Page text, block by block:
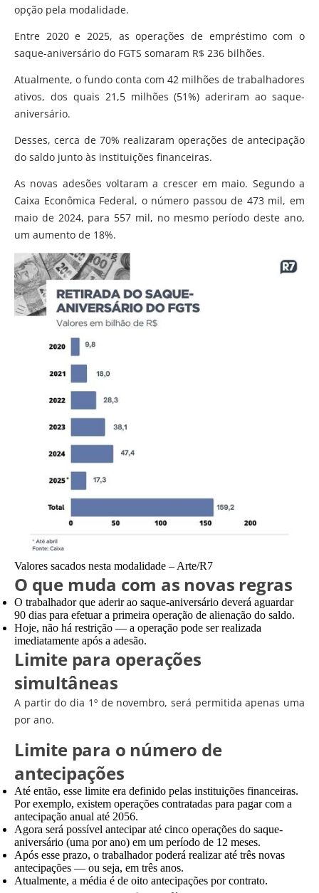
opção pela modalidade.
Entre 2020 e 2025, as operações de empréstimo com o
saque-aniversário do FGTS somaram R$ 236 bilhões.
Atualmente, o fundo conta com 42 milhões de trabalhadores
ativos, dos quais 21,5 milhões (51%) aderiram ao saque-
aniversário.
Desses, cerca de 70% realizaram operações de antecipação
do saldo junto às instituições financeiras.
As novas adesões voltaram a crescer em maio. Segundo a
Caixa Econômica Federal, o número passou de 473 mil, em
maio de 2024, para 557 mil, no mesmo período deste ano,
um aumento de 18%.
Valores sacados nesta modalidade – Arte/R7
O que muda com as novas regras
O trabalhador que aderir ao saque-aniversário deverá aguardar
90 dias para efetuar a primeira operação de alienação do saldo.
Hoje, não há restrição — a operação pode ser realizada
imediatamente após a adesão.
Limite para operações
simultâneas
A partir do dia 1º de novembro, será permitida apenas uma
por ano.
Limite para o número de
antecipações
Até então, esse limite era definido pelas instituições financeiras.
Por exemplo, existem operações contratadas para pagar com a
antecipação anual até 2056.
Agora será possível antecipar até cinco operações do saque-
aniversário (uma por ano) em um período de 12 meses.
Após esse prazo, o trabalhador poderá realizar até três novas
antecipações — ou seja, em três anos.
Atualmente, a média é de oito antecipações por contrato.